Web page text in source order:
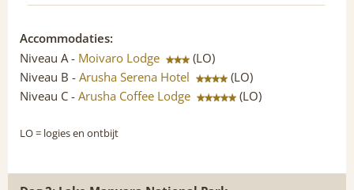
Accommodaties:
Niveau A - Moivaro Lodge
(LO)
Niveau B - Arusha Serena Hotel
(LO)
Niveau C - Arusha Coffee Lodge (LO)
LO= logies en ontbijt